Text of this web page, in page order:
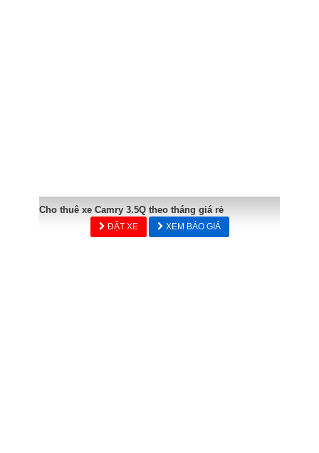
Cho thuê xe Camry 3.5Q theo tháng giá rẻ
ĐẶT XE XEM BÁO GIÁ